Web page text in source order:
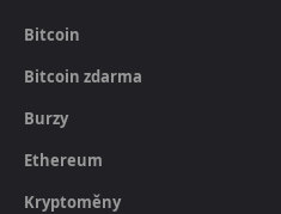
Bitcoin
Bitcoin zdarma
Burzy
Ethereum
Kryptoměny